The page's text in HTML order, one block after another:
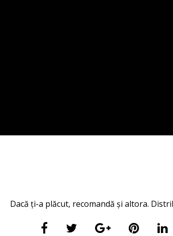
Dacă ți-a plăcut, recomandă și altora.